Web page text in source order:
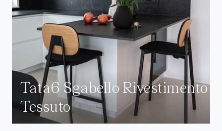
Tata6 Sgabello Rivestimento
Tessuto